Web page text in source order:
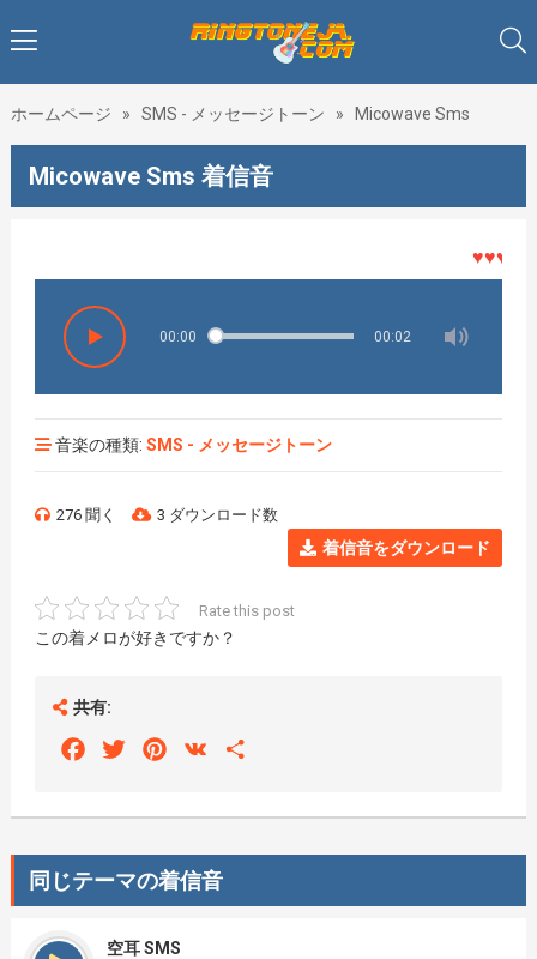
ホームページ » SMS - メッセージトーン » Micowave Sms
Micowave Sms 着信音
♥♥♥着メ
00:00 00:02
音楽の種類: SMS - メッセージトーン
276 聞く 3 ダウンロード数
着信音をダウンロード
Rate this post
この着メロが好きですか？
共有:
FacebookTwitterPinterest
VK
同じテーマの着信音
空耳 SMS